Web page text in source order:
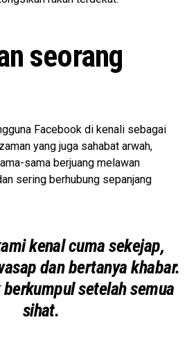
seorang
Facebook di kenali sebagai
yang juga sahabat arwah,
sama berjuang melawan
sering berhubung sepanjang
kenal cuma sekejap,
dan bertanya khabar.
setelah semua
sihat.